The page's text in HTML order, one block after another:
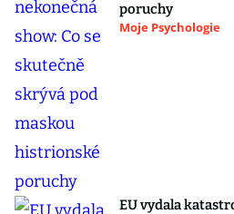
poruchy
Moje Psychologie
EU vydala